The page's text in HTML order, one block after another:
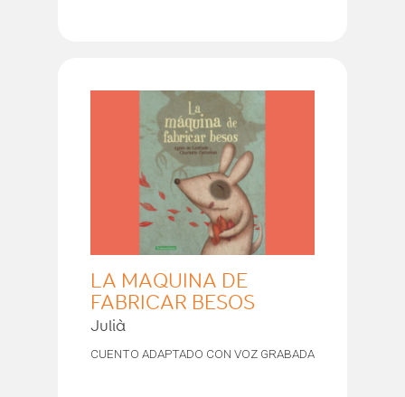
LA MAQUINA DE
FABRICAR BESOS
Julià
CUENTO ADAPTADO CON VOZ GRABADA